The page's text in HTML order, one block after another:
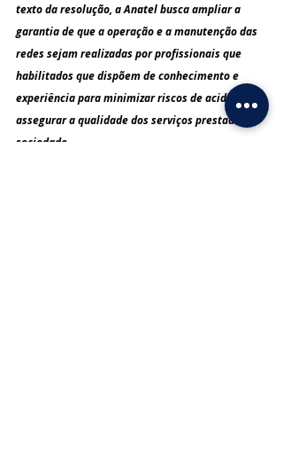
texto da resolução, a Anatel busca ampliar a
garantia de que a operação e a manutenção das
redes sejam realizadas por profissionais que
habilitados que dispõem de conhecimento e
experiência para minimizar riscos de acidentes e
assegurar a qualidade dos serviços prestados à
sociedade.